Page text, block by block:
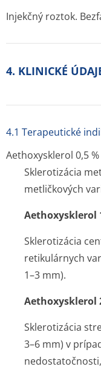
Injekčný roztok.
4. KLINICKÉ
4.1 Terapeutické
Aethoxysklerol 0,5 %
Sklerotizácia
metličkových
Aethoxysklerol
Sklerotizácia
retikulárnych
1–3 mm).
Aethoxysklerol
Sklerotizácia
3–6 mm) v